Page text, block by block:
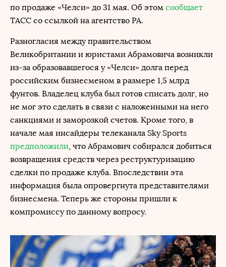
по продаже «Челси» до 31 мая. Об этом сообщает
ТАСС со ссылкой на агентство PA.
Разногласия между правительством
Великобритании и юристами Абрамовича возникли
из-за образовавшегося у «Челси» долга перед
российским бизнесменом в размере 1,5 млрд
фунтов. Владелец клуба был готов списать долг, но
не мог это сделать в связи с наложенными на него
санкциями и заморозкой счетов. Кроме того, в
начале мая инсайдеры телеканала Sky Sports
предположили, что Абрамович собирался добиться
возвращения средств через реструктуризацию
сделки по продаже клуба. Впоследствии эта
информация была опровергнута представителями
бизнесмена. Теперь же стороны пришли к
компромиссу по данному вопросу.